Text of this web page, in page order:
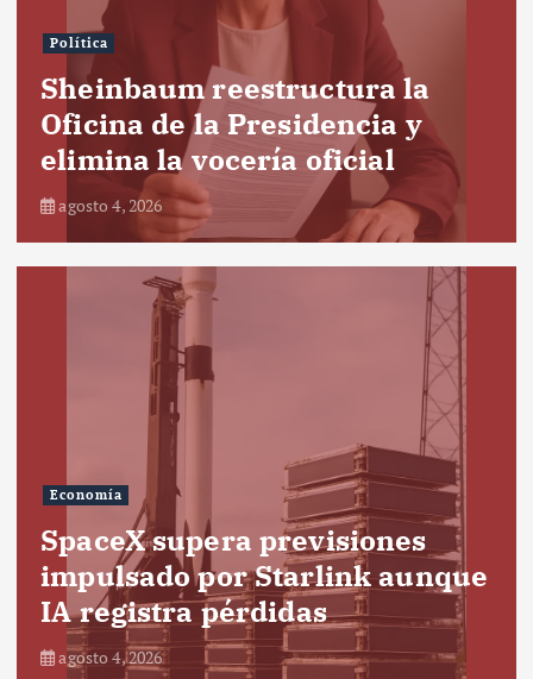
Política
Sheinbaum reestructura la
Oficina de la Presidencia y
elimina la vocería oficial
agosto 4, 2026
Economía
SpaceX supera previsiones
impulsado por Starlink aunque
IA registra pérdidas
agosto 4, 2026